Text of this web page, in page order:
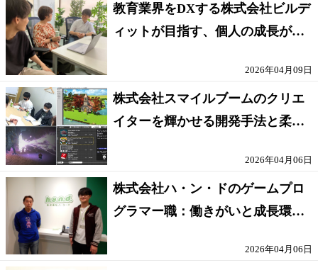
教育業界をDXする株式会社ビルデ
ィットが目指す、個人の成長が尊
2026年04月09日
株式会社スマイルブームのクリエ
イターを輝かせる開発手法と柔軟
2026年04月06日
株式会社ハ・ン・ドのゲームプロ
グラマー職：働きがいと成長環境
2026年04月06日